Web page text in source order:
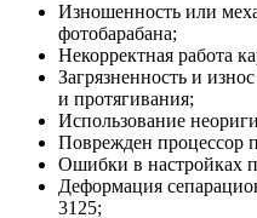
Изношенность или
фотобарабана;
Некорректная работа
Загрязненность и
и протягивания;
Использование
Поврежден процессор
Ошибки в настройках
Деформация
3125;